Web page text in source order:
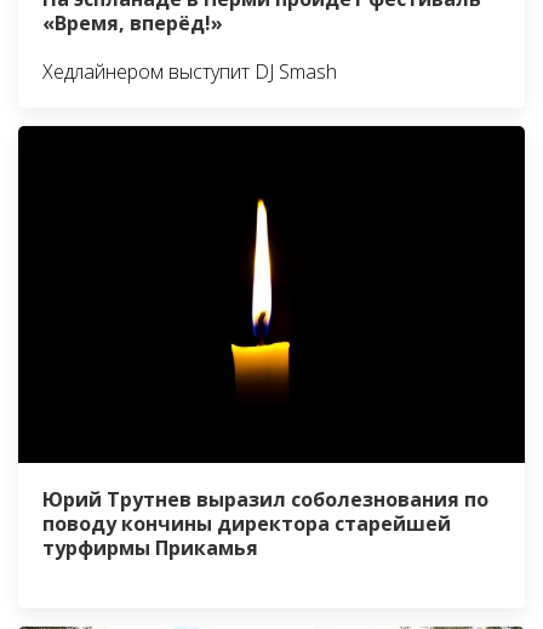
«Время, вперёд!»
Хедлайнером выступит DJ Smash
Юрий Трутнев выразил соболезнования по
поводу кончины директора старейшей
турфирмы Прикамья